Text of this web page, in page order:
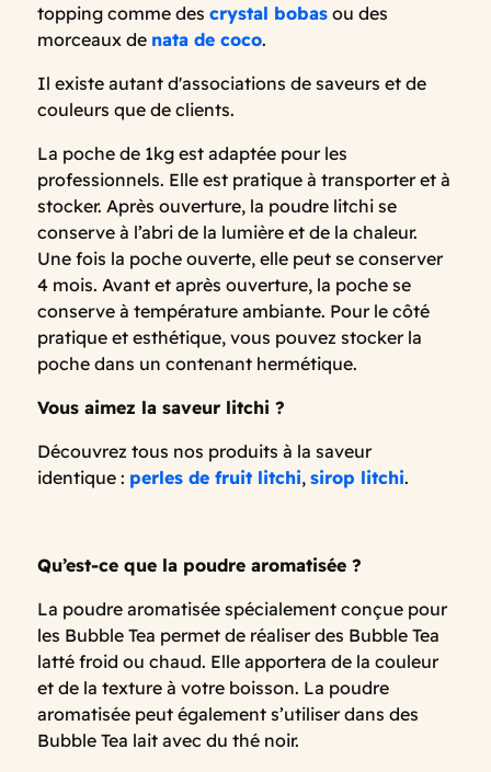
topping comme des crystal bobas ou des
morceaux de nata de coco.
Il existe autant d'associations de saveurs et de
couleurs que de clients.
La poche de 1kg est adaptée pour les
professionnels. Elle est pratique à transporter et à
stocker. Après ouverture, la poudre litchi se
conserve à l’abri de la lumière et de la chaleur.
Une fois la poche ouverte, elle peut se conserver
4 mois. Avant et après ouverture, la poche se
conserve à température ambiante. Pour le côté
pratique et esthétique, vous pouvez stocker la
poche dans un contenant hermétique.
Vous aimez la saveur litchi ?
Découvrez tous nos produits à la saveur
identique : perles de fruit litchi, sirop litchi.
Qu’est-ce que la poudre aromatisée ?
La poudre aromatisée spécialement conçue pour
les Bubble Tea permet de réaliser des Bubble Tea
latté froid ou chaud. Elle apportera de la couleur
et de la texture à votre boisson. La poudre
aromatisée peut également s’utiliser dans des
Bubble Tea lait avec du thé noir.